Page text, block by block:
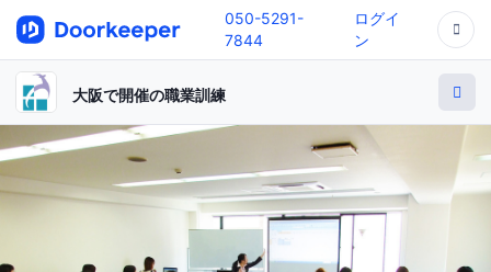
050-5291-
7844
ログイ
ン
大阪で開催の職業訓練